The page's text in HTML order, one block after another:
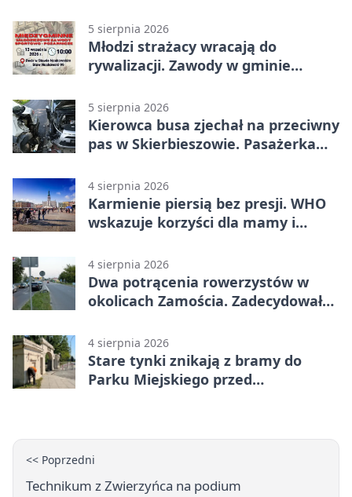
5 sierpnia 2026
Młodzi strażacy wracają do
rywalizacji. Zawody w gminie
5 sierpnia 2026
Kierowca busa zjechał na przeciwny
pas w Skierbieszowie. Pasażerka
4 sierpnia 2026
Karmienie piersią bez presji. WHO
wskazuje korzyści dla mamy i
4 sierpnia 2026
Dwa potrącenia rowerzystów w
okolicach Zamościa. Zadecydowało
4 sierpnia 2026
Stare tynki znikają z bramy do
Parku Miejskiego przed
<< Poprzedni
Technikum z Zwierzyńca na podium